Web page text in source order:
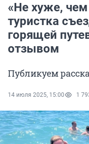
«Не хуже, чем
туристка
горящей
отзывом
Публикуем
14 июля 2025, 15:00 1